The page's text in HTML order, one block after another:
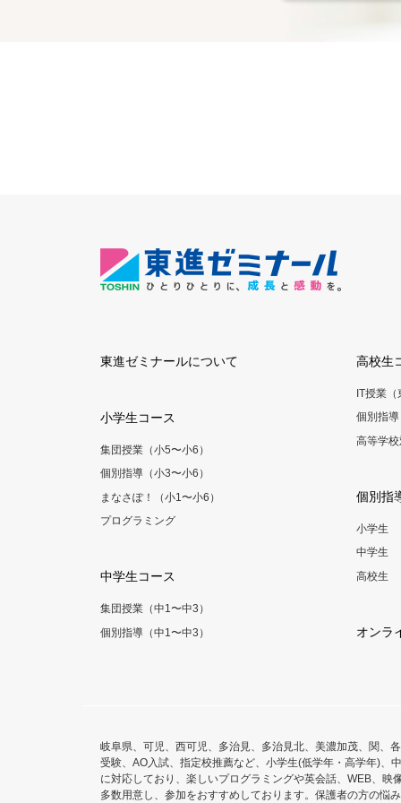
東進ゼミナールについて
小学生コース
集団授業（小5〜小6）
個別指導（小3〜小6）
まなさぽ！（小1〜小6）
プログラミング
中学生コース
集団授業（中1〜中3）
個別指導（中1〜中3）
高校生
IT授業（
個別指
高等学
個別指
小学生
中学生
高校生
オンラ
岐阜県、可児、西可児、多治見、多治見北、美濃加茂、関、
受験、AO入試、指定校推薦など、小学生(低学年・高学年)、
に対応しており、楽しいプログラミングや英会話、WEB、
多数用意し、参加をおすすめしております。保護者の方の悩